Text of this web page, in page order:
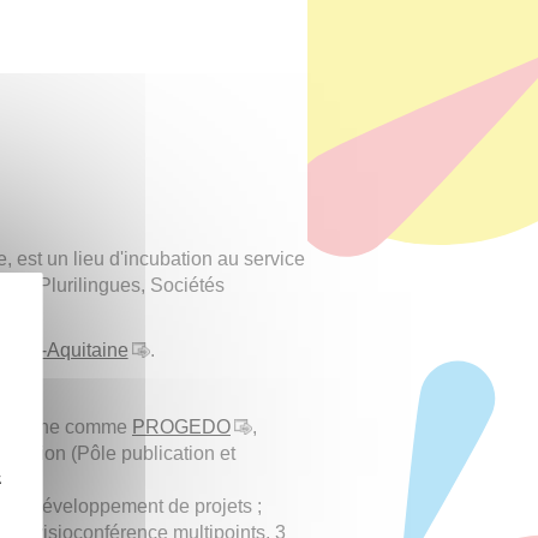
est un lieu d'incubation au service
Plurilingues, Sociétés
Aquitaine
.
comme PROGEDO
,
(Pôle publication et
le développement de projets ;
visioconférence multipoints, 3